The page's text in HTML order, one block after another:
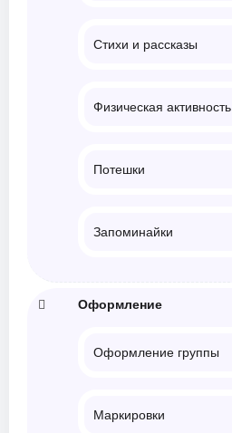
Стихи и рассказы
Физическая активность
Потешки
Запоминайки
Оформление
Оформление группы
Маркировки